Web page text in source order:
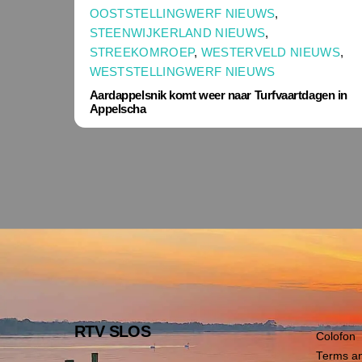
OOSTSTELLINGWERF NIEUWS,
STEENWIJKERLAND NIEUWS,
STREEKOMROEP, WESTERVELD NIEUWS,
WESTSTELLINGWERF NIEUWS
Aardappelsnik komt weer naar Turfvaartdagen in
Appelscha
RTV SLOS Colofon
Terms